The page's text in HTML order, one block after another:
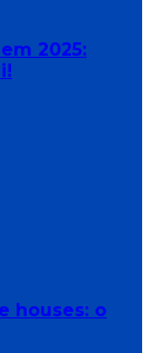
2025:
houses: o